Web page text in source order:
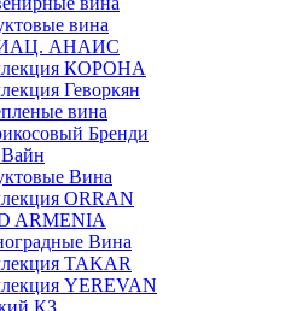
вина
АНАИС
КОРОНА
Геворкян
вина
Бренди
Вина
ORRAN
ARMENIA
Вина
TAKAR
YEREVAN
КЗ